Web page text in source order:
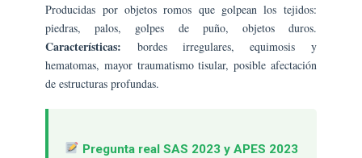
Producidas por objetos romos que golpean los tejidos:
piedras, palos, golpes de puño, objetos duros.
Características: bordes irregulares, equimosis y
hematomas, mayor traumatismo tisular, posible afectación
de estructuras profundas.
Pregunta real SAS 2023 y APES 2023